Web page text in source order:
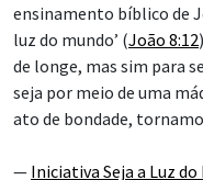
ensinamento bíblico de
luz do mundo’ (João 8:12
de longe, mas sim para
seja por meio de uma
ato de bondade,
— Iniciativa Seja a Luz do